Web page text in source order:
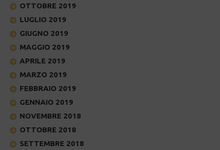
OTTOBRE 2019
LUGLIO 2019
GIUGNO 2019
MAGGIO 2019
APRILE 2019
MARZO 2019
FEBBRAIO 2019
GENNAIO 2019
NOVEMBRE 2018
OTTOBRE 2018
SETTEMBRE 2018